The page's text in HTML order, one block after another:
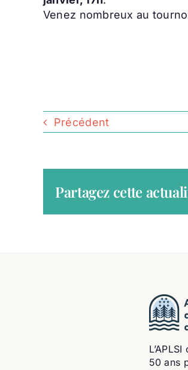
Venez nombreux au tournoi
Précédent
Partagez cette
50 ans